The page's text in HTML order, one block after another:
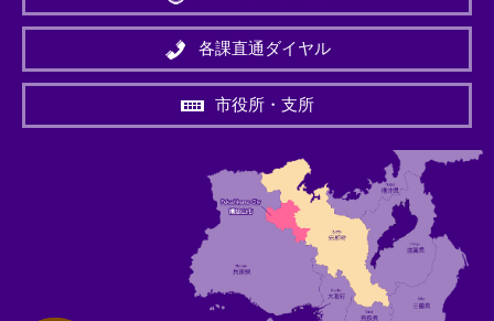
リ
ン
＞
各課直通ダイヤル
市役所・支所